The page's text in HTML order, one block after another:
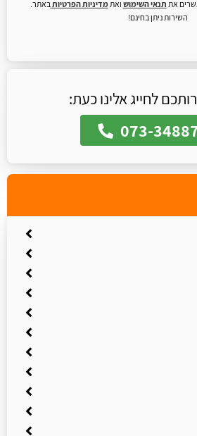
את תנאי השימוש ואתמדיניות הפרטיותבאתר.
השירות ניתן בחינם!
לחייג אלינו כעת:
073-